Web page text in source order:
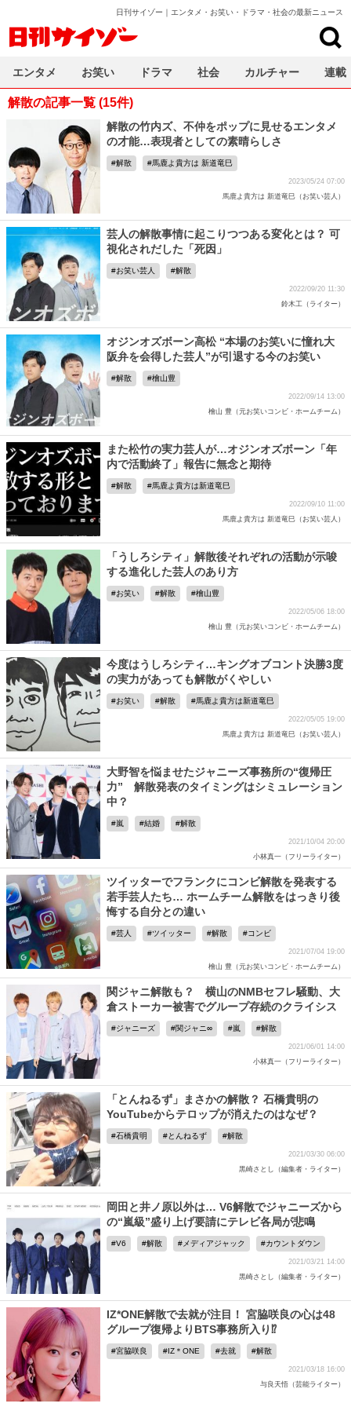
日刊サイゾー｜エンタメ・お笑い・ドラマ・社会の最新ニュース
解散の記事一覧 (15件)
解散の竹内ズ、不仲をポップに見せるエンタメ
の才能…表現者としての素晴らしさ
解散 馬鹿よ貴方は 新道竜巳
2023/05/24 07:00
馬鹿よ貴方は 新道竜巳（お笑い芸人）
芸人の解散事情に起こりつつある変化とは？ 可
視化されだした「死因」
お笑い芸人 解散
2022/09/20 11:30
鈴木工（ライター）
オジンオズボーン高松 “本場のお笑いに憧れ大
阪弁を会得した芸人”が引退する今のお笑い
解散 檜山豊
2022/09/14 13:00
檜山 豊（元お笑いコンビ・ホームチーム）
また松竹の実力芸人が…オジンオズボーン「年
内で活動終了」報告に無念と期待
解散 馬鹿よ貴方は新道竜巳
2022/09/10 11:00
馬鹿よ貴方は 新道竜巳（お笑い芸人）
「うしろシティ」解散後それぞれの活動が示唆
する進化した芸人のあり方
お笑い 解散 檜山豊
2022/05/06 18:00
檜山 豊（元お笑いコンビ・ホームチーム）
今度はうしろシティ…キングオブコント決勝3度
の実力があっても解散がくやしい
お笑い 解散 馬鹿よ貴方は新道竜巳
2022/05/05 19:00
馬鹿よ貴方は 新道竜巳（お笑い芸人）
大野智を悩ませたジャニーズ事務所の“復帰圧
力” 解散発表のタイミングはシミュレーション
中？
嵐 結婚 解散
2021/10/04 20:00
小林真一（フリーライター）
ツイッターでフランクにコンビ解散を発表する
若手芸人たち… ホームチーム解散をはっきり後
悔する自分との違い
芸人 ツイッター 解散 コンビ
2021/07/04 19:00
檜山 豊（元お笑いコンビ・ホームチーム）
関ジャニ解散も？ 横山のNMBセフレ騒動、大
倉ストーカー被害でグループ存続のクライシス
ジャニーズ 関ジャニ∞ 嵐 解散
2021/06/01 14:00
小林真一（フリーライター）
「とんねるず」まさかの解散？ 石橋貴明の
YouTubeからテロップが消えたのはなぜ？
石橋貴明 とんねるず 解散
2021/03/30 06:00
黒崎さとし（編集者・ライター）
岡田と井ノ原以外は… V6解散でジャニーズから
の“嵐級”盛り上げ要請にテレビ各局が悲鳴
V6 解散 メディアジャック カウントダウン
2021/03/21 14:00
黒崎さとし（編集者・ライター）
IZ*ONE解散で去就が注目！ 宮脇咲良の心は48
グループ復帰よりBTS事務所入り⁉
宮脇咲良 IZ＊ONE 去就 解散
2021/03/18 16:00
与良天悟（芸能ライター）
エンタメ お笑い ドラマ 社会 カルチャー 連載